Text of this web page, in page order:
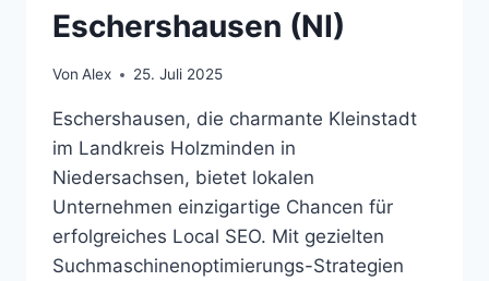
Eschershausen (NI)
Von Alex 25. Juli 2025
Eschershausen, die charmante Kleinstadt
im Landkreis Holzminden in
Niedersachsen, bietet lokalen
Unternehmen einzigartige Chancen für
erfolgreiches Local SEO. Mit gezielten
Suchmaschinenoptimierungs-Strategien